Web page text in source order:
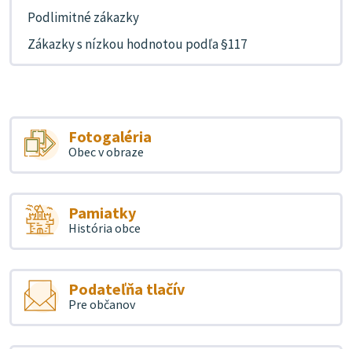
Podlimitné zákazky
Zákazky s nízkou hodnotou podľa §117
Fotogaléria
Obec v obraze
Pamiatky
História obce
Podateľňa tlačív
Pre občanov